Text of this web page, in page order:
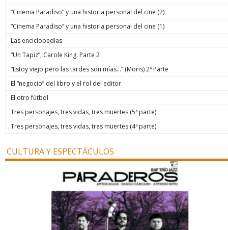
“Cinema Paradiso” y una historia personal del cine (2)
“Cinema Paradiso” y una historia personal del cine (1)
Las enciclopedias
“Un Tapiz”, Carole King. Parte 2
“Estoy viejo pero las tardes son mías…” (Moris) 2ª Parte
El “negocio” del libro y el rol del editor
El otro fútbol
Tres personajes, tres vidas, tres muertes (5ª parte).
Tres personajes, tres vidas, tres muertes (4ª parte)
CULTURA Y ESPECTÁCULOS